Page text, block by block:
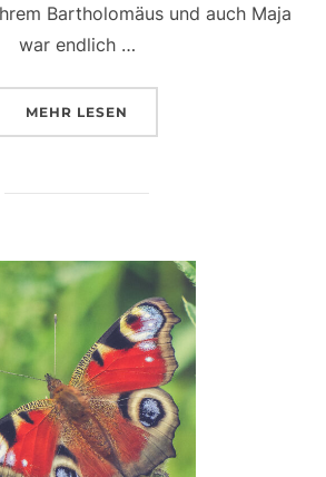
Bartholomäus und auch Maja
war endlich …
MEHR ÜBER „MEIN HERZ SCHLÄGT
LESEN